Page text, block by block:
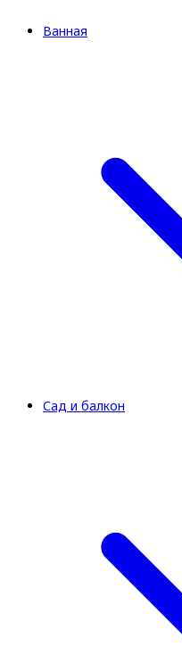
Ванная
Сад и балкон